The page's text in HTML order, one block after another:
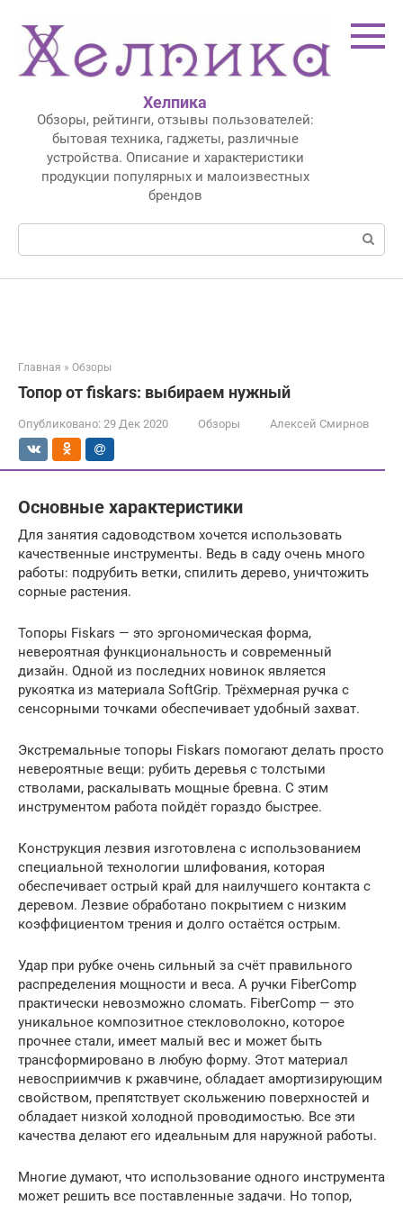
контенту
Хелпика
Обзоры, рейтинги, отзывы пользователей:
бытовая техника, гаджеты, различные
устройства. Описание и характеристики
продукции популярных и малоизвестных
брендов
Поиск:
Главная » Обзоры
Топор от fiskars: выбираем нужный
Опубликовано: 29 Дек 2020 Обзоры Алексей Смирнов
Основные характеристики
Для занятия садоводством хочется использовать
качественные инструменты. Ведь в саду очень много
работы: подрубить ветки, спилить дерево, уничтожить
сорные растения.
Топоры Fiskars — это эргономическая форма,
невероятная функциональность и современный
дизайн. Одной из последних новинок является
рукоятка из материала SoftGrip. Трёхмерная ручка с
сенсорными точками обеспечивает удобный захват.
Экстремальные топоры Fiskars помогают делать просто
невероятные вещи: рубить деревья с толстыми
стволами, раскалывать мощные бревна. С этим
инструментом работа пойдёт гораздо быстрее.
Конструкция лезвия изготовлена с использованием
специальной технологии шлифования, которая
обеспечивает острый край для наилучшего контакта с
деревом. Лезвие обработано покрытием с низким
коэффициентом трения и долго остаётся острым.
Удар при рубке очень сильный за счёт правильного
распределения мощности и веса. А ручки FiberComp
практически невозможно сломать. FiberComp — это
уникальное композитное стекловолокно, которое
прочнее стали, имеет малый вес и может быть
трансформировано в любую форму. Этот материал
невосприимчив к ржавчине, обладает амортизирующим
свойством, препятствует скольжению поверхностей и
обладает низкой холодной проводимостью. Все эти
качества делают его идеальным для наружной работы.
Многие думают, что использование одного инструмента
может решить все поставленные задачи. Но топор,